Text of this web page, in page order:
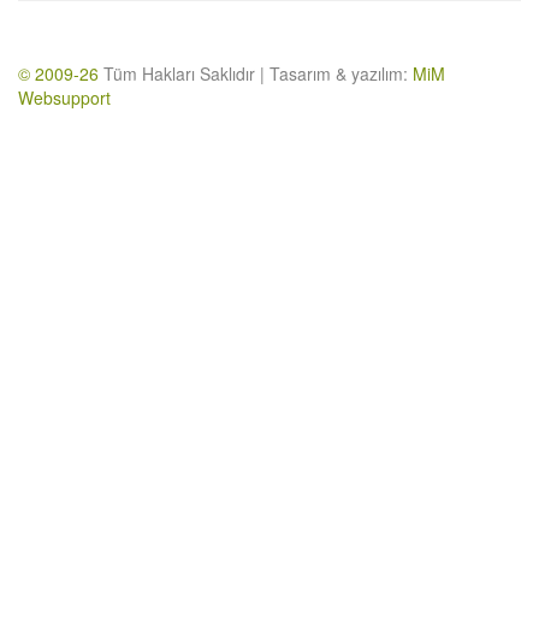
© 2009-26 Tüm Hakları Saklıdır | Tasarım & yazılım: MiM
Websupport